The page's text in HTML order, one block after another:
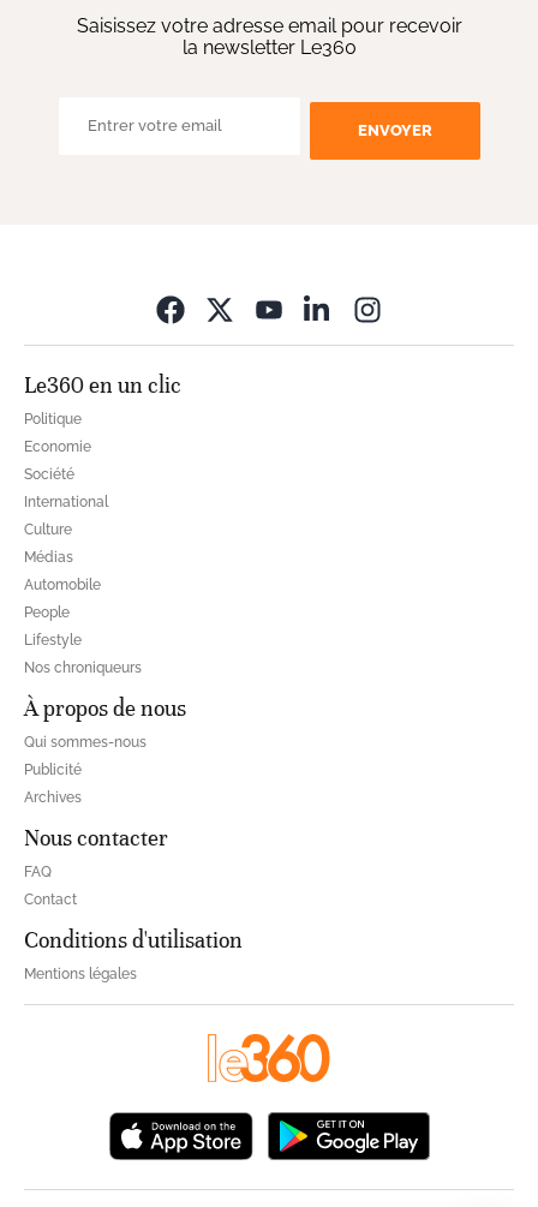
Saisissez votre adresse email pour recevoir
la newsletter Le360
ENVOYER
Le360 en un clic
Politique
Economie
Société
International
Culture
Médias
Automobile
People
Lifestyle
Nos chroniqueurs
À propos de nous
Qui sommes-nous
Publicité
Archives
Nous contacter
FAQ
Contact
Conditions d'utilisation
Mentions légales